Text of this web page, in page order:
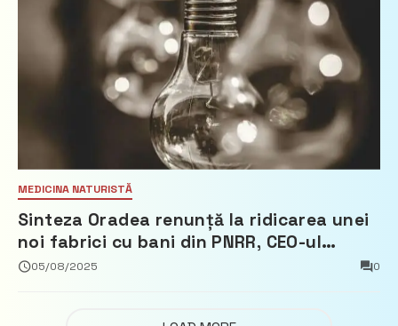
MEDICINA NATURISTĂ
Sinteza Oradea renunță la ridicarea unei
noi fabrici cu bani din PNRR, CEO-ul
demisionează – Profit.ro
05/08/2025 0